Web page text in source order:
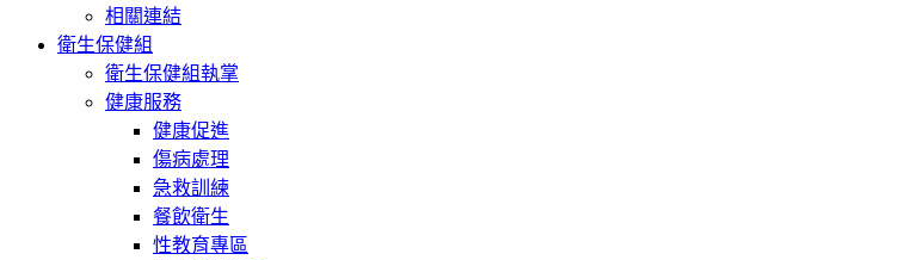
相關連結
衛生保健組
衛生保健組執掌
健康服務
健康促進
傷病處理
急救訓練
餐飲衛生
性教育專區